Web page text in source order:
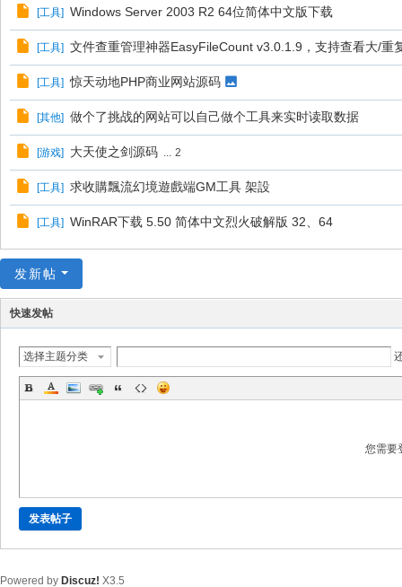
[工具] Windows Server 2003 R2 64位简体中文版下载
[工具] 文件查重管理神器EasyFileCount v3.0.1.9，支持查看大/重
[工具] 惊天动地PHP商业网站源码
[其他] 做个了挑战的网站可以自己做个工具来实时读取数据
[游戏] 大天使之剑源码 ... 2
[工具] 求收購飄流幻境遊戲端GM工具 架設
[工具] WinRAR下载 5.50 简体中文烈火破解版 32、64
发新帖
快速发帖
选择主题分类
您需要
发表帖子
Powered by Discuz! X3.5